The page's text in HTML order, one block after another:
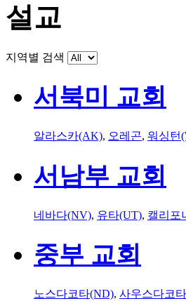
설교
지역별 검색
서북미 교회
알라스카(AK), 오레곤, 워싱턴
서남부 교회
네바다(NV), 유타(UT), 캘리포
중부 교회
노스다코타(ND), 사우스다코